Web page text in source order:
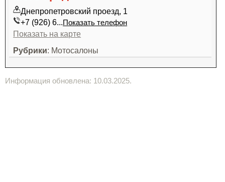
Днепропетровский проезд, 1
+7 (926) 6...Показать телефон
Показать на карте
Рубрики: Мотосалоны
Информация обновлена: 10.03.2025.